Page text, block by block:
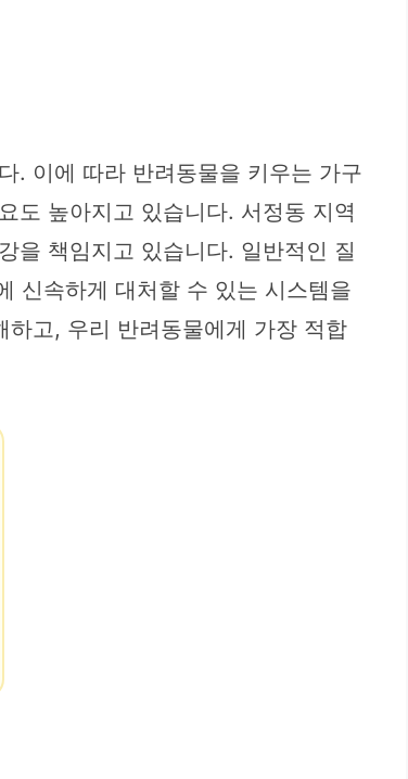
. 이에 따라 반려동물을 키우는 가구
도 높아지고 있습니다. 서정동 지역
을 책임지고 있습니다. 일반적인 질
신속하게 대처할 수 있는 시스템을
고, 우리 반려동물에게 가장 적합